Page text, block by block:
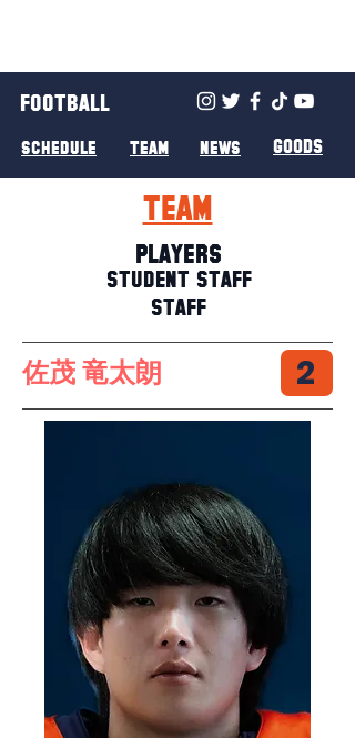
FOOTBALL
SCHEDULE TEAM NEWS GOODS
TEAM
PLAYERS
STUDENT STAFF
STAFF
佐茂 竜太朗 2